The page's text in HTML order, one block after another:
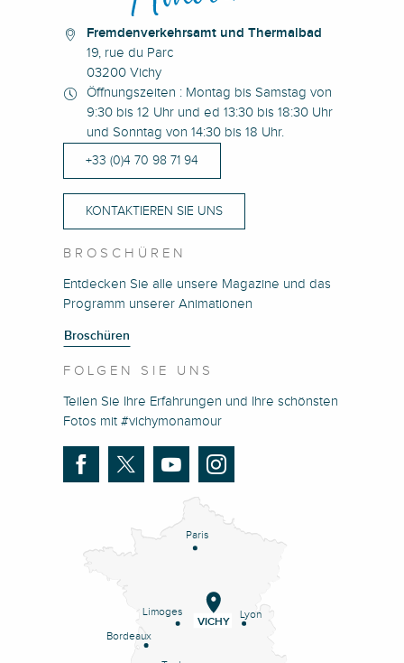
Fremdenverkehrsamt und Thermalbad
19, rue du Parc
03200 Vichy
Öffnungszeiten : Montag bis Samstag von
9:30 bis 12 Uhr und ed 13:30 bis 18:30 Uhr
und Sonntag von 14:30 bis 18 Uhr.
+33 (0)4 70 98 71 94
KONTAKTIEREN SIE UNS
BROSCHÜREN
Entdecken Sie alle unsere Magazine und das
Programm unserer Animationen
Broschüren
FOLGEN SIE UNS
Teilen Sie Ihre Erfahrungen und Ihre schönsten
Fotos mit #vichymonamour
Paris
Lyon
Limoges
Bordeaux
VICHY